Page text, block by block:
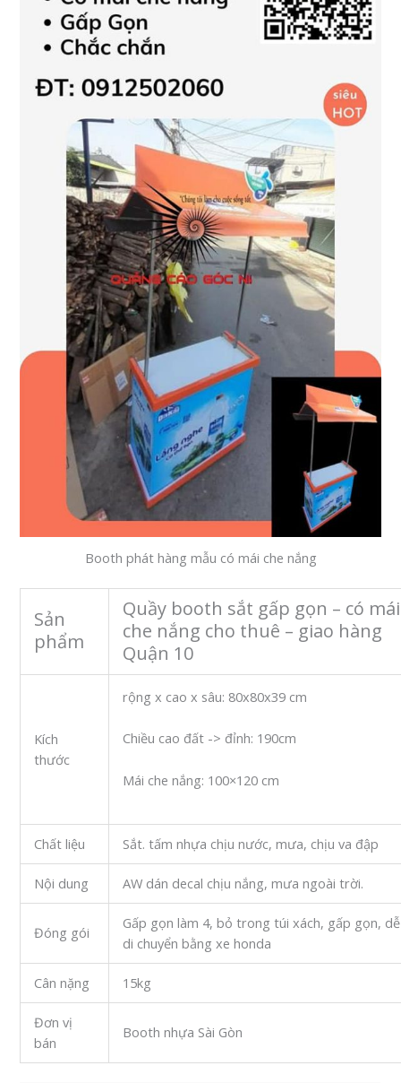
Booth phát hàng mẫu có mái che nắng
Sản
phẩm
Quầy booth sắt gấp gọn – có mái
che nắng cho thuê – giao hàng
Quận 10
Kích
thước
rộng x cao x sâu: 80x80x39 cm
Chiều cao đất -> đỉnh: 190cm
Mái che nắng: 100×120 cm
Chất liệu Sắt. tấm nhựa chịu nước, mưa, chịu va đập
Nội dung AW dán decal chịu nắng, mưa ngoài trời.
Đóng gói
Gấp gọn làm 4, bỏ trong túi xách, gấp gọn, dễ
di chuyển bằng xe honda
Cân nặng 15kg
Đơn vị
bán
Booth nhựa Sài Gòn